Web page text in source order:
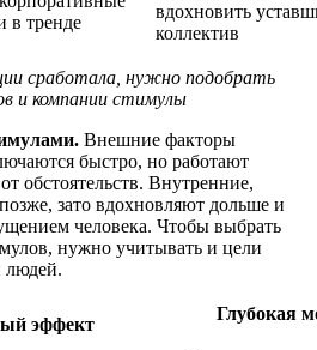
в тренде
вдохновить
коллектив
сработала, нужно подобрать
и компании стимулы
Внешние факторы
быстро, но работают
обстоятельств. Внутренние,
зато вдохновляют дольше и
человека. Чтобы выбрать
нужно учитывать и цели
людей.
эффект
Глубокая